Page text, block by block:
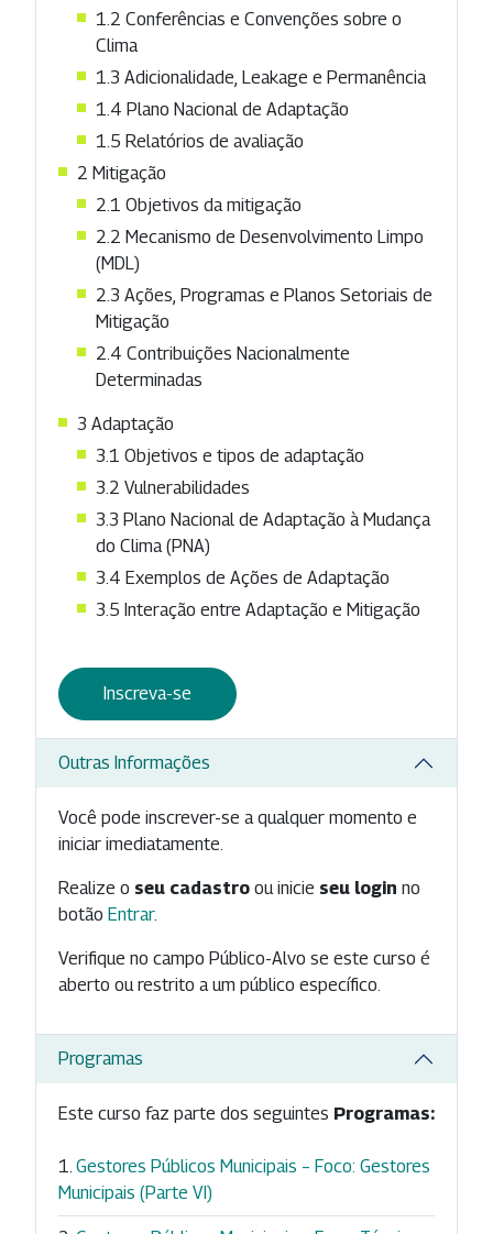
1.2 Conferências e Convenções sobre o
Clima
1.3 Adicionalidade, Leakage e Permanência
1.4 Plano Nacional de Adaptação
1.5 Relatórios de avaliação
2 Mitigação
2.1 Objetivos da mitigação
2.2 Mecanismo de Desenvolvimento Limpo
(MDL)
2.3 Ações, Programas e Planos Setoriais de
Mitigação
2.4 Contribuições Nacionalmente
Determinadas
3 Adaptação
3.1 Objetivos e tipos de adaptação
3.2 Vulnerabilidades
3.3 Plano Nacional de Adaptação à Mudança
do Clima (PNA)
3.4 Exemplos de Ações de Adaptação
3.5 Interação entre Adaptação e Mitigação
Inscreva-se
Outras Informações
Você pode inscrever-se a qualquer momento e
iniciar imediatamente.
Realize o seu cadastro ou inicie seu login no
botão Entrar.
Verifique no campo Público-Alvo se este curso é
aberto ou restrito a um público específico.
Programas
Este curso faz parte dos seguintes Programas:
Gestores Públicos Municipais – Foco: Gestores
Municipais (Parte VI)